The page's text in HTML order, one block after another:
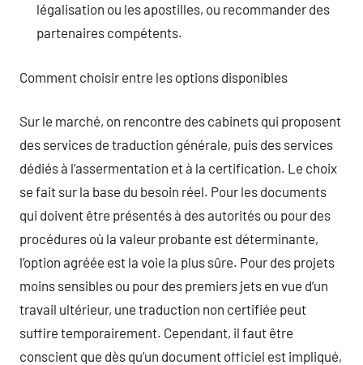
légalisation ou les apostilles, ou recommander des
partenaires compétents.
Comment choisir entre les options disponibles
Sur le marché, on rencontre des cabinets qui proposent
des services de traduction générale, puis des services
dédiés à l’assermentation et à la certification. Le choix
se fait sur la base du besoin réel. Pour les documents
qui doivent être présentés à des autorités ou pour des
procédures où la valeur probante est déterminante,
l’option agréée est la voie la plus sûre. Pour des projets
moins sensibles ou pour des premiers jets en vue d’un
travail ultérieur, une traduction non certifiée peut
suffire temporairement. Cependant, il faut être
conscient que dès qu’un document officiel est impliqué,